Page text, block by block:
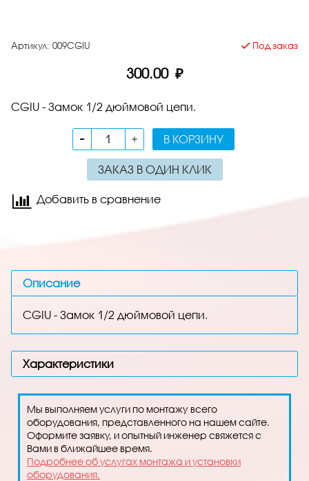
Артикул: 009CGIU Под заказ
300.00 ₽
CGIU - Замок 1/2 дюймовой цепи.
В КОРЗИНУ
ЗАКАЗ В ОДИН КЛИК
Добавить в сравнение
Описание
CGIU - Замок 1/2 дюймовой цепи.
Характеристики
Мы выполняем услуги по монтажу всего
оборудования, представленного на нашем сайте.
Оформите заявку, и опытный инженер свяжется с
Вами в ближайшее время.
Подробнее об услугах монтажа и установки
оборудования.